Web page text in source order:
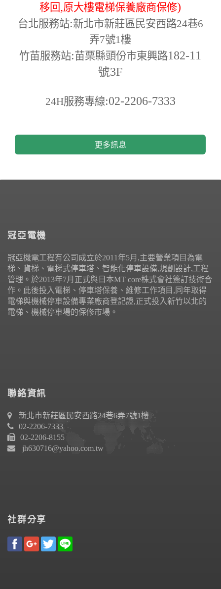
移回,原大樓電梯保養廠商保修)
台北服務站:新北市新莊區民安西路24巷6
弄7號1樓
竹苗服務站:苗栗縣頭份市東興路182-11
號3F
24H服務專線:02-2206-7333
更多訊息
冠亞電機
冠亞機電工程有公司成立於2011年5月,主要營業項目為電
梯、貨梯、電梯式停車塔、智能化停車設備,規劃設計,工程
管理。於2013年7月正式與日本MT core株式會社簽訂技術合
作。此後投入電梯、停車塔保養、維修工作項目,同年取得
電梯與機械停車設備專業廠商登記證,正式投入新竹以北的
電梯、機械停車場的保修市場。
聯絡資訊
新北市新莊區民安西路24巷6弄7號1樓
02-2206-7333
02-2206-8155
jh630716@yahoo.com.tw
社群分享